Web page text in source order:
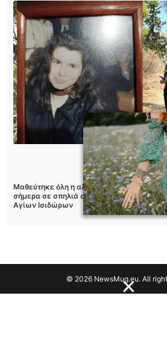
Μαθεύτηκε όλη η αλήθεια για την νεκρή
σήμερα σε σπηλιά στον Λυκαβηττό κοντά
Αγίων Ισιδώρων
© 2026 NewsMug.eu. All